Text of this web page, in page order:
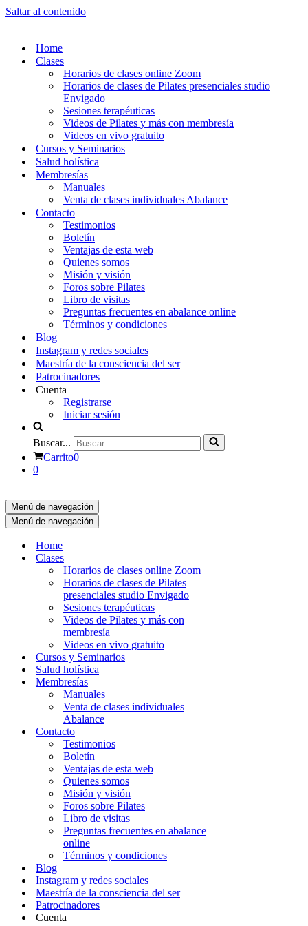
Saltar al contenido
Home
Clases
Horarios de clases online Zoom
Horarios de clases de Pilates presenciales studio
Envigado
Sesiones terapéuticas
Videos de Pilates y más con membresía
Videos en vivo gratuito
Cursos y Seminarios
Salud holística
Membresías
Manuales
Venta de clases individuales Abalance
Contacto
Testimonios
Boletín
Ventajas de esta web
Quienes somos
Misión y visión
Foros sobre Pilates
Libro de visitas
Preguntas frecuentes en abalance online
Términos y condiciones
Blog
Instagram y redes sociales
Maestría de la consciencia del ser
Patrocinadores
Cuenta
Registrarse
Iniciar sesión
Buscar...
Carrito0
0
Menú de navegación
Menú de navegación
Home
Clases
Horarios de clases online Zoom
Horarios de clases de Pilates
presenciales studio Envigado
Sesiones terapéuticas
Videos de Pilates y más con
membresía
Videos en vivo gratuito
Cursos y Seminarios
Salud holística
Membresías
Manuales
Venta de clases individuales
Abalance
Contacto
Testimonios
Boletín
Ventajas de esta web
Quienes somos
Misión y visión
Foros sobre Pilates
Libro de visitas
Preguntas frecuentes en abalance
online
Términos y condiciones
Blog
Instagram y redes sociales
Maestría de la consciencia del ser
Patrocinadores
Cuenta